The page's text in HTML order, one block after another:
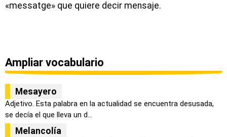
«messatge» que quiere decir mensaje.
Ampliar vocabulario
Mesayero
Adjetivo. Esta palabra en la actualidad se encuentra desusada,
se decía el que lleva un d...
Melancolía